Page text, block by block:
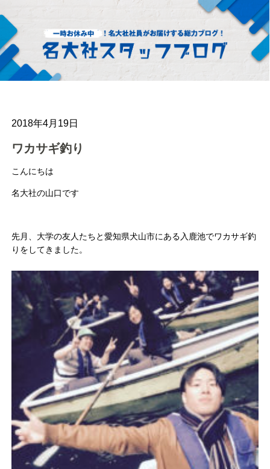
2018年4月19日
ワカサギ釣り
こんにちは
名大社の山口です
先月、大学の友人たちと愛知県犬山市にある入鹿池でワカサギ釣
りをしてきました。